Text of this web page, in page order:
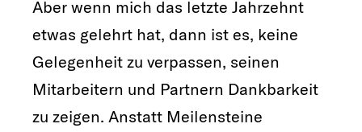
Aber wenn mich das letzte Jahrzehnt
etwas gelehrt hat, dann ist es, keine
Gelegenheit zu verpassen, seinen
Mitarbeitern und Partnern Dankbarkeit
zu zeigen. Anstatt Meilensteine